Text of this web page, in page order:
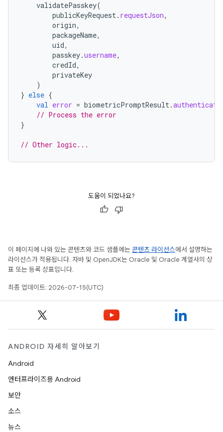
validatePasskey(
publicKeyRequest. requestJson,
origin,
packageName,
uid,
passkey.username,
credId,
privateKey
)
} else {
val error = biometricPromptResult.
// Process the error
}
// Other logic...
도움이 되었나요?
이 페이지에 나와 있는 콘텐츠와 코드 샘플에는 콘텐츠 라이선스에서 설명하는
라이선스가 적용됩니다. 자바 및 OpenJDK는 Oracle 및 Oracle 계열사의 상
표 또는 등록 상표입니다.
최종 업데이트: 2026-07-15(UTC)
ANDROID 자세히 알아보기
Android
엔터프라이즈용 Android
보안
소스
뉴스